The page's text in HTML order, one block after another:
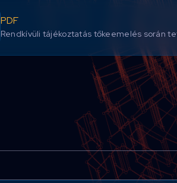
PDF
Rendkívüli tájékoztatás tőkeemelés során